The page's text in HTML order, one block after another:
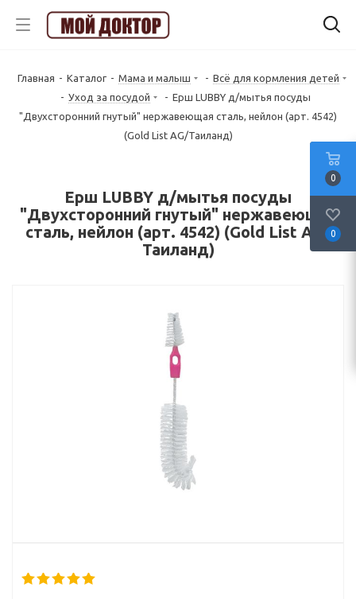
Главная - Каталог - Мама и малыш - Всё для кормления детей
- Уход за посудой - Ерш LUBBY д/мытья посуды
"Двухсторонний гнутый" нержавеющая сталь, нейлон (арт. 4542)
(Gold List AG/Таиланд)
Ерш LUBBY д/мытья посуды
"Двухсторонний гнутый" нержавеющая
сталь, нейлон (арт. 4542) (Gold List AG/
Таиланд)
0
0